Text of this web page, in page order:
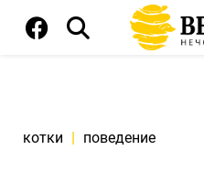
котки | поведение